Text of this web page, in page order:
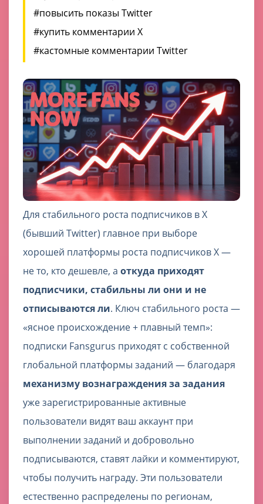
#повысить показы Twitter
#купить комментарии X
#кастомные комментарии Twitter
Для стабильного роста подписчиков в X
(бывший Twitter) главное при выборе
хорошей платформы роста подписчиков X —
не то, кто дешевле, а откуда приходят
подписчики, стабильны ли они и не
отписываются ли. Ключ стабильного роста —
«ясное происхождение + плавный темп»:
подписки Fansgurus приходят с собственной
глобальной платформы заданий — благодаря
механизму вознаграждения за задания
уже зарегистрированные активные
пользователи видят ваш аккаунт при
выполнении заданий и добровольно
подписываются, ставят лайки и комментируют,
чтобы получить награду. Эти пользователи
естественно распределены по регионам,